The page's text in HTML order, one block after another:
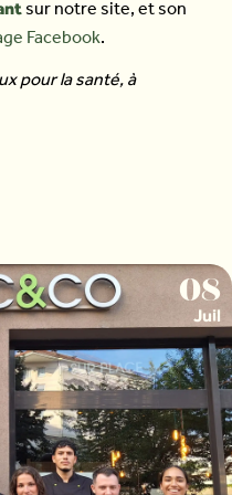
sur notre site, et son
Facebook.
pour la santé, à
08
Juil